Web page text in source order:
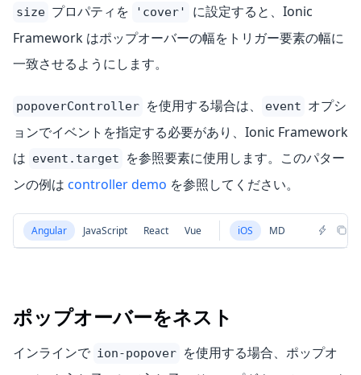
size プロパティを 'cover'
に設定すると、Ionic
Framework はポップオーバーの幅をトリガー要素の幅に
一致させるようにします。
popoverController を使用する場合は、 event オプシ
ョンでイベントを指定する必要があり、Ionic Framework
は event.target
を参照要素に使用します。このパター
ンの例は controller demo を参照してください。
Angular JavaScript React Vue iOS MD
ポップオーバーをネスト
インラインで ion-popover を使用する場合、ポップオ